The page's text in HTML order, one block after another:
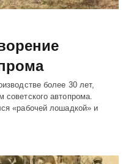
более 30 лет,
автопрома.
«рабочей лошадкой» и